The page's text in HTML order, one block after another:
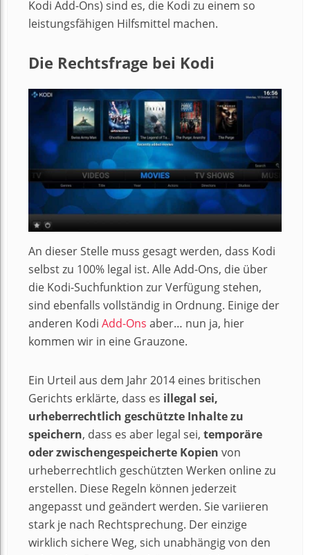
Kodi Add-Ons) sind es, die Kodi zu einem so
leistungsfähigen Hilfsmittel machen.
Die Rechtsfrage bei Kodi
An dieser Stelle muss gesagt werden, dass Kodi
selbst zu 100% legal ist. Alle Add-Ons, die über
die Kodi-Suchfunktion zur Verfügung stehen,
sind ebenfalls vollständig in Ordnung. Einige der
anderen Kodi Add-Ons aber… nun ja, hier
kommen wir in eine Grauzone.
Ein Urteil aus dem Jahr 2014 eines britischen
Gerichts erklärte, dass es illegal sei,
urheberrechtlich geschützte Inhalte zu
speichern, dass es aber legal sei, temporäre
oder zwischengespeicherte Kopien von
urheberrechtlich geschützten Werken online zu
erstellen. Diese Regeln können jederzeit
angepasst und geändert werden. Sie variieren
stark je nach Rechtsprechung. Der einzige
wirklich sichere Weg, sich unabhängig von den